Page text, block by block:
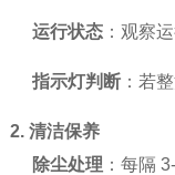
运行状态 ：观察
指示灯判断 ：若
2. 清洁保养
除尘处理 ：每隔